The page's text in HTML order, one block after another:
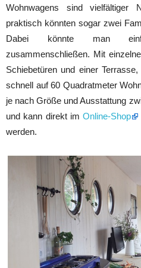
Wohnwagens sind vielfältiger
praktisch könnten sogar zwei
Dabei könnte man
zusammenschließen. Mit
Schiebetüren und einer
schnell auf 60 Quadratmeter
je nach Größe und Ausstattung
und kann direkt imOnline-Shop
werden.